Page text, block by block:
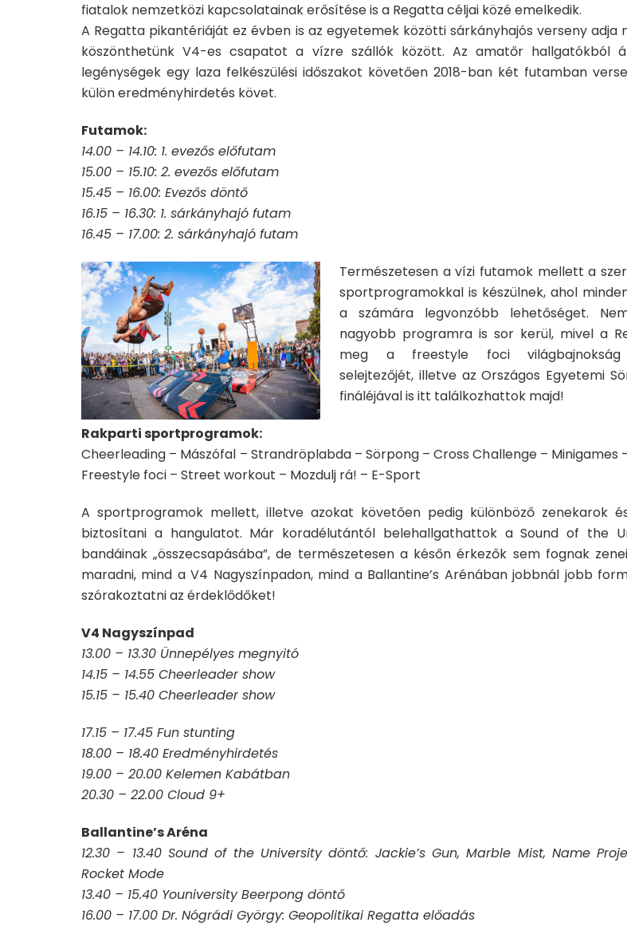
fiatalok nemzetközi kapcsolatainak erősítése is a Regatta céljai közé emelkedik.
A Regatta pikantériáját ez évben is az egyetemek közötti sárkányhajós verseny adja
köszönthetünk V4-es csapatot a vízre szállók között. Az amatőr hallgatókból
legénységek egy laza felkészülési időszakot követően 2018-ban két futamban
külön eredményhirdetés követ.
Futamok:
14.00 – 14.10: 1. evezős előfutam
15.00 – 15.10: 2. evezős előfutam
15.45 – 16.00: Evezős döntő
16.15 – 16.30: 1. sárkányhajó futam
16.45 – 17.00: 2. sárkányhajó futam
Természetesen a vízi futamok mellett a
sportprogramokkal is készülnek, ahol
a számára legvonzóbb lehetőséget.
nagyobb programra is sor kerül, mivel a
meg a freestyle foci világbajnokság
selejtezőjét, illetve az Országos Egyetemi
fináléjával is itt találkozhattok majd!
Rakparti sportprogramok:
Cheerleading – Mászófal – Strandröplabda – Sörpong – Cross Challenge – Minigames
Freestyle foci – Street workout – Mozdulj rá! – E-Sport
A sportprogramok mellett, illetve azokat követően pedig különböző zenekarok
biztosítani a hangulatot. Már koradélutántól belehallgathattok a Sound of the
bandáinak „összecsapásába”, de természetesen a későn érkezők sem fognak
maradni, mind a V4 Nagyszínpadon, mind a Ballantine’s Arénában jobbnál jobb
szórakoztatni az érdeklődőket!
V4 Nagyszínpad
13.00 – 13.30 Ünnepélyes megnyitó
14.15 – 14.55 Cheerleader show
15.15 – 15.40 Cheerleader show
17.15 – 17.45 Fun stunting
18.00 – 18.40 Eredményhirdetés
19.00 – 20.00 Kelemen Kabátban
20.30 – 22.00 Cloud 9+
Ballantine’s Aréna
12.30 – 13.40 Sound of the University döntő: Jackie’s Gun, Marble Mist, Name
Rocket Mode
13.40 – 15.40 Youniversity Beerpong döntő
16.00 – 17.00 Dr. Nógrádi György: Geopolitikai Regatta előadás